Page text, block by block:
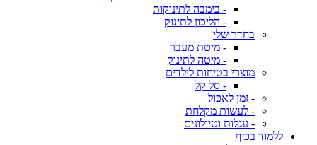
- בימבה לתינוקות
- הליכון לתינוק
בחדר שלי
- מיטת מעבר
- מיטה לתינוק
מוצרי בטיחות לילדים
- סל קל
- זמן לאכול
- לעשות מקלחת
- עגלות וטיולונים
ללמוד בכיף